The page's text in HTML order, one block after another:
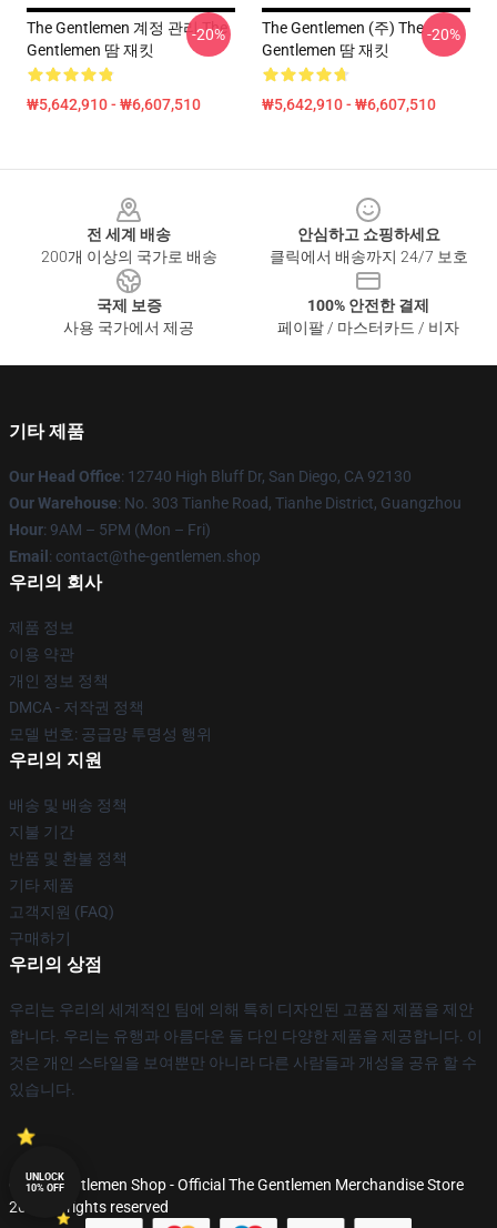
The Gentlemen 계정 관리 The
Gentlemen 땀 재킷
₩5,642,910 - ₩6,607,510
-20%
The Gentlemen (주) The
Gentlemen 땀 재킷
₩5,642,910 - ₩6,607,510
-20%
전 세계 배송
200개 이상의 국가로 배송
안심하고 쇼핑하세요
클릭에서 배송까지 24/7 보호
국제 보증
사용 국가에서 제공
100% 안전한 결제
페이팔 / 마스터카드 / 비자
기타 제품
Our Head Office: 12740 High Bluff Dr, San Diego, CA 92130
Our Warehouse: No. 303 Tianhe Road, Tianhe District, Guangzhou
Hour: 9AM – 5PM (Mon – Fri)
Email : contact@the-gentlemen.shop
우리의 회사
제품 정보
이용 약관
개인 정보 정책
DMCA - 저작권 정책
모델 번호: 공급망 투명성 행위
우리의 지원
배송 및 배송 정책
지불 기간
반품 및 환불 정책
기타 제품
고객지원 (FAQ)
구매하기
우리의 상점
우리는 우리의 세계적인 팀에 의해 특히 디자인된 고품질 제품을 제안
합니다. 우리는 유행과 아름다운 둘 다인 다양한 제품을 제공합니다. 이
것은 개인 스타일을 보여뿐만 아니라 다른 사람들과 개성을 공유 할 수
있습니다.
© The Gentlemen Shop - Official The Gentlemen Merchandise Store
2026 all rights reserved
UNLOCK
10% OFF